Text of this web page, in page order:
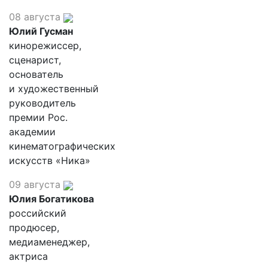
08 августа
Юлий Гусман
кинорежиссер,
сценарист,
основатель
и художественный
руководитель
премии Рос.
академии
кинематографических
искусств «Ника»
09 августа
Юлия Богатикова
российский
продюсер,
медиаменеджер,
актриса